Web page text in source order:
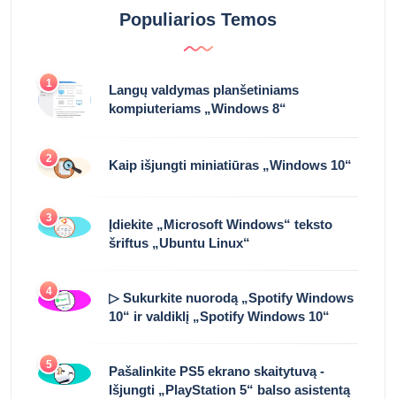
Populiarios Temos
1
Langų valdymas planšetiniams
kompiuteriams „Windows 8“
2 Kaip išjungti miniatiūras „Windows 10“
3
Įdiekite „Microsoft Windows“ teksto
šriftus „Ubuntu Linux“
4
▷ Sukurkite nuorodą „Spotify Windows
10“ ir valdiklį „Spotify Windows 10“
5
Pašalinkite PS5 ekrano skaitytuvą -
Išjungti „PlayStation 5“ balso asistentą